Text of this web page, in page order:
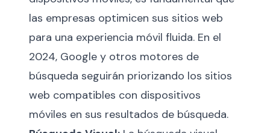
las empresas optimicen sus sitios web
para una experiencia móvil fluida. En el
2024, Google y otros motores de
búsqueda seguirán priorizando los sitios
web compatibles con dispositivos
móviles en sus resultados de búsqueda.